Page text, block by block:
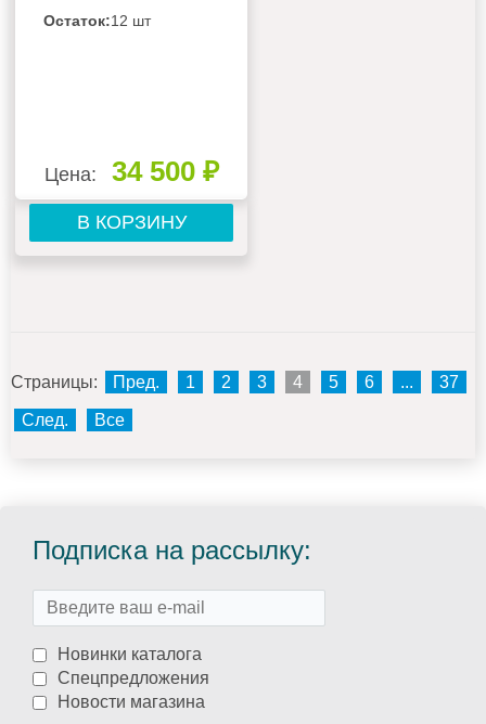
Остаток:12 шт
Цена: 34 500 ₽
В КОРЗИНУ
Страницы: Пред. 1 2 3 4 5 6 ... 37
След. Все
Подписка на рассылку:
Новинки каталога
Спецпредложения
Новости магазина